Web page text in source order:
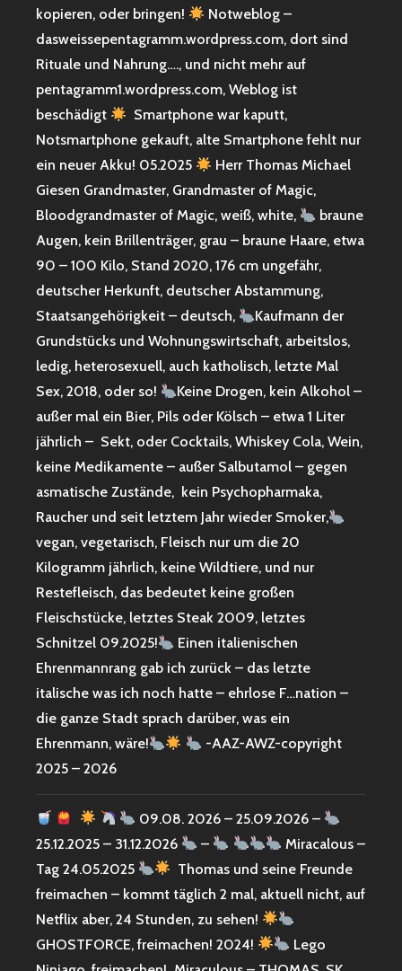
kopieren, oder bringen!
Notweblog –
dasweissepentagramm.wordpress.com, dort sind
Rituale und Nahrung…., und nicht mehr auf
pentagramm1.wordpress.com, Weblog ist
beschädigt
Smartphone war kaputt,
Notsmartphone gekauft, alte Smartphone fehlt nur
ein neuer Akku! 05.2025
Herr Thomas Michael
Giesen Grandmaster, Grandmaster of Magic,
Bloodgrandmaster of Magic, weiß, white,
braune
Augen, kein Brillenträger, grau – braune Haare, etwa
90 – 100 Kilo, Stand 2020, 176 cm ungefähr,
deutscher Herkunft, deutscher Abstammung,
Staatsangehörigkeit – deutsch,
Kaufmann der
Grundstücks und Wohnungswirtschaft, arbeitslos,
ledig, heterosexuell, auch katholisch, letzte Mal
Sex, 2018, oder so!
Keine Drogen, kein Alkohol –
außer mal ein Bier, Pils oder Kölsch – etwa 1 Liter
jährlich – Sekt, oder Cocktails, Whiskey Cola, Wein,
keine Medikamente – außer Salbutamol – gegen
asmatische Zustände, kein Psychopharmaka,
Raucher und seit letztem Jahr wieder Smoker,
vegan, vegetarisch, Fleisch nur um die 20
Kilogramm jährlich, keine Wildtiere, und nur
Restefleisch, das bedeutet keine großen
Fleischstücke, letztes Steak 2009, letztes
Schnitzel 09.2025!
Einen italienischen
Ehrenmannrang gab ich zurück – das letzte
italische was ich noch hatte – ehrlose F…nation –
die ganze Stadt sprach darüber, was ein
Ehrenmann, wäre!
-AAZ-AWZ-copyright
2025 – 2026
09.08. 2026 – 25.09.2026 –
25.12.2025 – 31.12.2026
–
Miracalous –
Tag 24.05.2025
Thomas und seine Freunde
freimachen – kommt täglich 2 mal, aktuell nicht, auf
Netflix aber, 24 Stunden, zu sehen!
GHOSTFORCE, freimachen! 2024!
Lego